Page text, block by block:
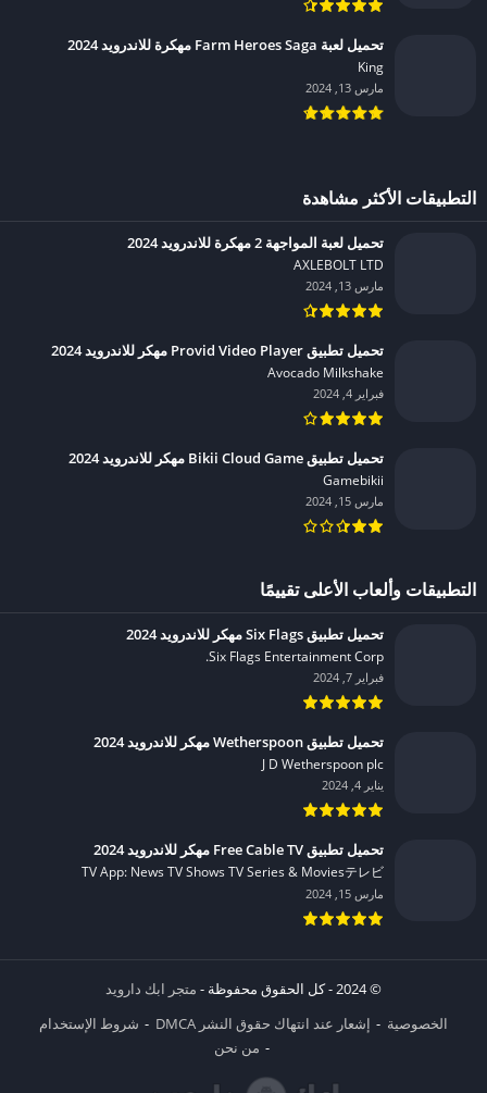
تحميل لعبة Farm Heroes Saga مهكرة للاندرويد 2024
King‏
مارس 13, 2024
التطبيقات الأكثر مشاهدة
تحميل لعبة المواجهة 2 مهكرة للاندرويد 2024
AXLEBOLT LTD‏
مارس 13, 2024
تحميل تطبيق Provid Video Player مهكر للاندرويد 2024
Avocado Milkshake‏
فبراير 4, 2024
تحميل تطبيق Bikii Cloud Game مهكر للاندرويد 2024
Gamebikii‏
مارس 15, 2024
التطبيقات وألعاب الأعلى تقييمًا
تحميل تطبيق Six Flags مهكر للاندرويد 2024
Six Flags Entertainment Corp.‏
فبراير 7, 2024
تحميل تطبيق Wetherspoon مهكر للاندرويد 2024
J D Wetherspoon plc‏
يناير 4, 2024
تحميل تطبيق Free Cable TV مهكر للاندرويد 2024
TV App: News TV Shows TV Series & Moviesテレビ‏
مارس 15, 2024
© 2024 - كل الحقوق محفوظة -
متجر ابك دارويد
الخصوصية
إشعار عند انتهاك حقوق النشر DMCA
شروط الإستخدام
من نحن